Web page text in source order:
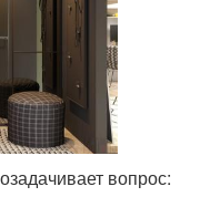
вопрос: